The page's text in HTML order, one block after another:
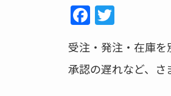
F
a
c
e
itt
er
受注・発注・在庫を
承認の遅れなど、さ